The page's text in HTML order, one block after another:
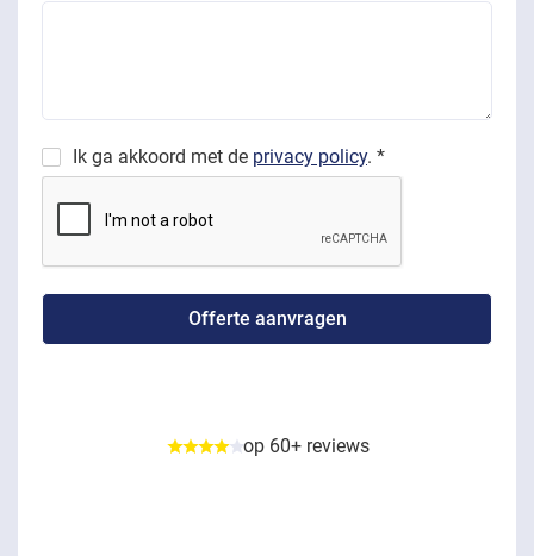
Ik ga akkoord met de privacy policy. *
op 60+ reviews